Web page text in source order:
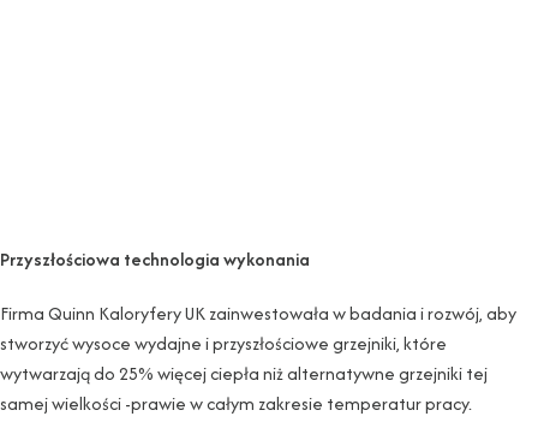
Przyszłościowa technologia wykonania
Firma Quinn Kaloryfery UK zainwestowała w badania i rozwój, aby
stworzyć wysoce wydajne i przyszłościowe grzejniki, które
wytwarzają do 25% więcej ciepła niż alternatywne grzejniki tej
samej wielkości -prawie w całym zakresie temperatur pracy.